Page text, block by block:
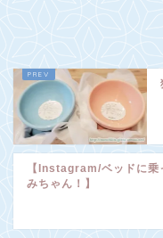
【Instagram/ベッドに乗
みちゃん！】